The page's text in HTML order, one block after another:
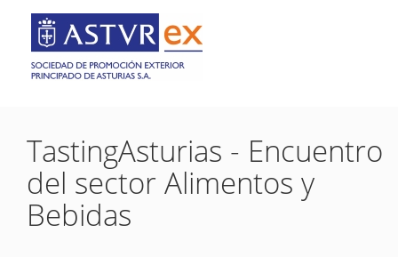
TastingAsturias - Encuentro
del sector Alimentos y
Bebidas